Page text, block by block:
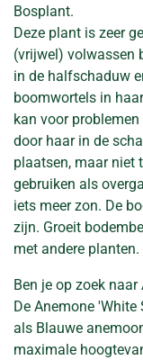
Bosplant.
Deze plant is zeer
(vrijwel) volwassen
in de halfschaduw
boomwortels in
kan voor
door haar in de
plaatsen, maar niet
gebruiken als
iets meer zon. De
zijn. Groeit
met andere planten.
Ben je op zoek
De Anemone
als Blauwe
maximale